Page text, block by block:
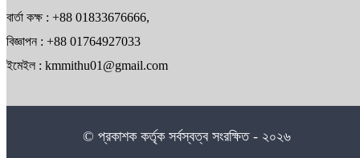
বার্তা কক্ষ : +88 01833676666,
বিজ্ঞাপন : +88 01764927033
ইমেইল : kmmithu01@gmail.com
© প্রকাশক কর্তৃক সর্বস্বত্ব সংরক্ষিত - ২০২৬